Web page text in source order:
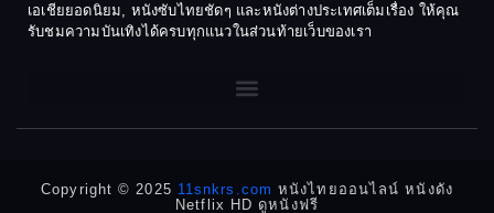
Dark Comedy ตลกร้าย
1968
1964
เอเชียยอดนิยม, หนังซับไทยชัดๆ และหนังต่างประเทศเต็มเรื่อง ให้คุณ
รับชมความบันเทิงได้ครบทุกแนวในส่วนท้ายเว็บของเรา
Copyright © 2025 11snkrs.com หนังไทยออนไลน์ หนังดัง
Netflix HD ดูหนังฟรี